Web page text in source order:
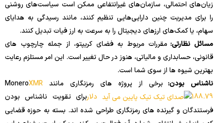
زیان‌های احتمالی، سازمان‌های غیرانتفاعی ممکن است سیاست‌های روشنی
را برای مدیریت چنین دارایی‌هایی تنظیم کنند، مانند رسیدگی به هدایای
سهام، یا کمک‌های ارزهای دیجیتال را به سرعت به ارز فیات تبدیل کنند.
مسائل نظارتی: مقررات مربوط به فضای کریپتو، از جمله چارچوب های
قانونی، حسابداری و مالیاتی، هنوز در حال تغییر است. این امر مستلزم رعایت
بهترین شیوه ها از سوی شما است.
ناشناس بودن: برخی از پروژه های رمزنگاری مانند Monero XMR
188.79 دلار
برای تقویت ناشناس بودن
فرستندگان و گیرنده های رمزنگاری طراحی شده اند. بسته به حوزه قضایی